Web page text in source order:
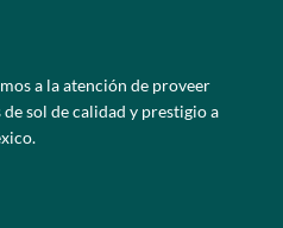
a la atención de proveer
sol de calidad y prestigio a